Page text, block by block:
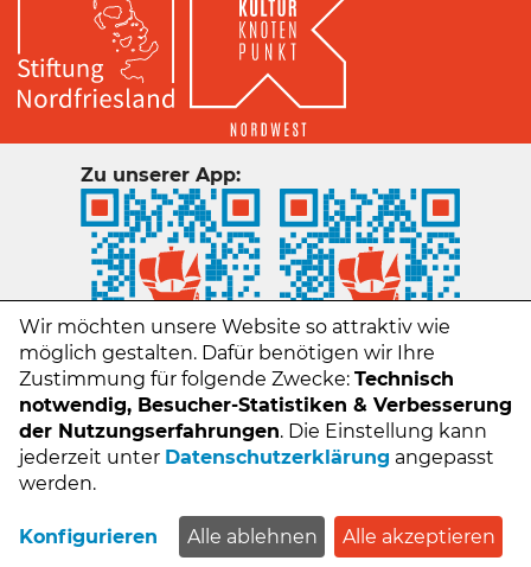
Kontakt
Datenschutz
FAQs - Häufige Fragen
Zu unserer App:
Wir möchten unsere Website so attraktiv wie
möglich gestalten. Dafür benötigen wir Ihre
Zustimmung für folgende Zwecke: Technisch
notwendig, Besucher-Statistiken & Verbesserung
der Nutzungserfahrungen. Die Einstellung kann
jederzeit unter Datenschutzerklärung angepasst
werden.
Konfigurieren Alle ablehnen Alle akzeptieren